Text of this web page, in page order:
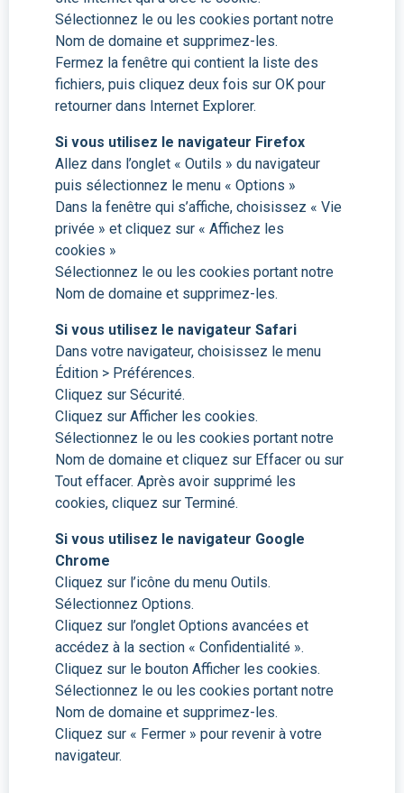
Sélectionnez le ou les cookies portant notre
Nom de domaine et supprimez-les.
Fermez la fenêtre qui contient la liste des
fichiers, puis cliquez deux fois sur OK pour
retourner dans Internet Explorer.
Si vous utilisez le navigateur Firefox
Allez dans l’onglet « Outils » du navigateur
puis sélectionnez le menu « Options »
Dans la fenêtre qui s’affiche, choisissez « Vie
privée » et cliquez sur « Affichez les
cookies »
Sélectionnez le ou les cookies portant notre
Nom de domaine et supprimez-les.
Si vous utilisez le navigateur Safari
Dans votre navigateur, choisissez le menu
Édition > Préférences.
Cliquez sur Sécurité.
Cliquez sur Afficher les cookies.
Sélectionnez le ou les cookies portant notre
Nom de domaine et cliquez sur Effacer ou sur
Tout effacer. Après avoir supprimé les
cookies, cliquez sur Terminé.
Si vous utilisez le navigateur Google
Chrome
Cliquez sur l’icône du menu Outils.
Sélectionnez Options.
Cliquez sur l’onglet Options avancées et
accédez à la section « Confidentialité ».
Cliquez sur le bouton Afficher les cookies.
Sélectionnez le ou les cookies portant notre
Nom de domaine et supprimez-les.
Cliquez sur « Fermer » pour revenir à votre
navigateur.